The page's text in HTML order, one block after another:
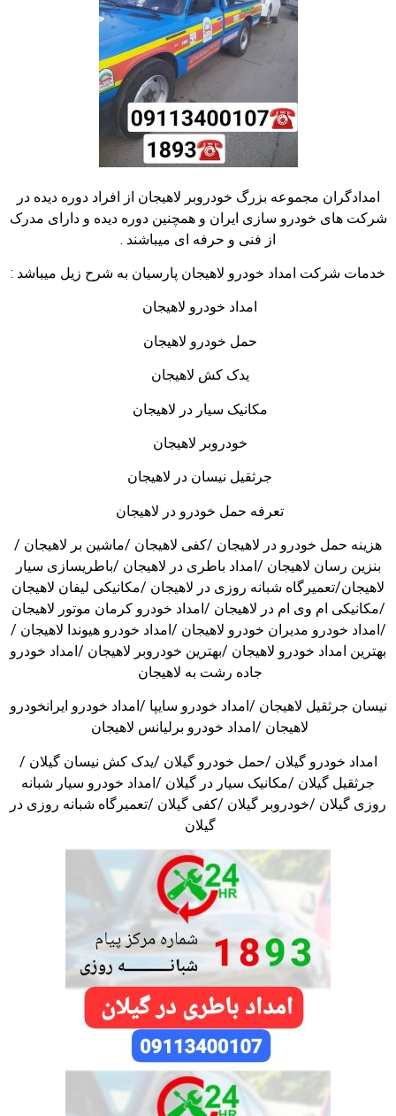
امدادگران مجموعه بزرگ خودروبر لاهیجان از افراد دوره دیده در
شرکت های خودرو سازی ایران و همچنین دوره دیده و دارای مدرک
از فنی و حرفه ای میباشند .
خدمات شرکت امداد خودرو لاهیجان پارسیان به شرح زیل میباشد :
امداد خودرو لاهیجان
حمل خودرو لاهیجان
یدک کش لاهیجان
مکانیک سیار در لاهیجان
خودروبر لاهیجان
جرثقیل نیسان در لاهیجان
تعرفه حمل خودرو در لاهیجان
هزینه حمل خودرو در لاهیجان /کفی لاهیجان /ماشین بر لاهیجان /
بنزین رسان لاهیجان /امداد باطری در لاهیجان /باطریسازی سیار
لاهیجان/تعمیرگاه شبانه روزی در لاهیجان /مکانیکی لیفان لاهیجان
/مکانیکی ام وی ام در لاهیجان /امداد خودرو کرمان موتور لاهیجان
/امداد خودرو مدیران خودرو لاهیجان /امداد خودرو هیوندا لاهیجان /
بهترین امداد خودرو لاهیجان /بهترین خودروبر لاهیجان /امداد خودرو
جاده رشت به لاهیجان
نیسان جرثقیل لاهیجان /امداد خودرو سایپا /امداد خودرو ایرانخودرو
لاهیجان /امداد خودرو برلیانس لاهیجان
امداد خودرو گیلان /حمل خودرو گیلان /یدک کش نیسان گیلان /
جرثقیل گیلان /مکانیک سیار در گیلان /امداد خودرو سیار شبانه
روزی گیلان /خودروبر گیلان /کفی گیلان /تعمیرگاه شبانه روزی در
گیلان